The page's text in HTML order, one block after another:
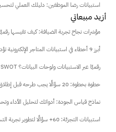
استبيانات رضا الموظفين: دليلك العملي لتحسين
أزيد مبيعاتي
مؤشرات نجاح تجربة الضيافة: كيف تقيسها رقميًا
أبرز 9 أخطاء في استبيانات المتاجر الإلكترونية تؤدي لقرارات خاطئة
كيف تنفّذ تحليل SWOT رقميًا عبر الاستبيانات ولوحات البيانات؟
خطوة بخطوة: 20 سؤالًا يجب طرحه قبل إطلاق منتج أو خدمة جديدة
نماذج قياس الجودة: أدواتك لتحليل الأداء
استبيانات التجزئة: 60+ سؤالًا لتطوير تجربة التسوّق